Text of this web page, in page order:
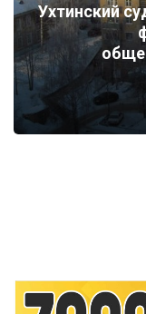
Ухтинский